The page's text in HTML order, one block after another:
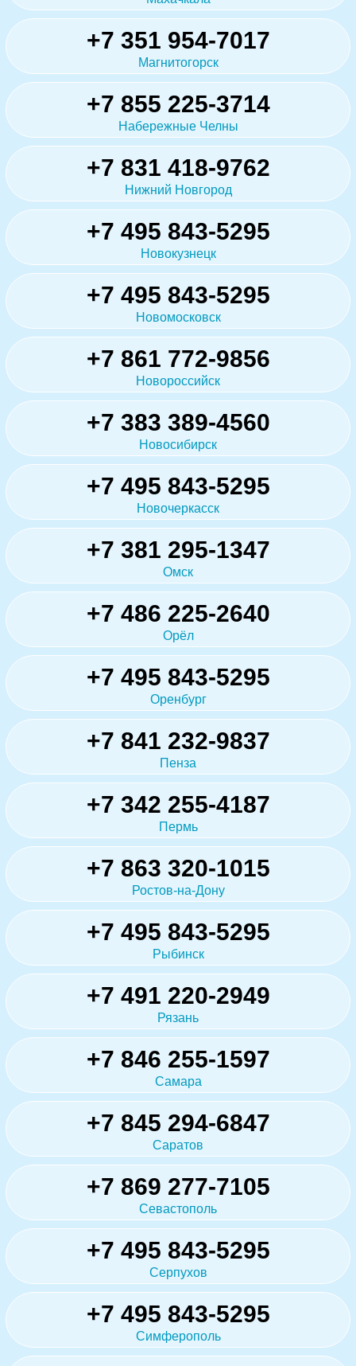
+7 351 954-7017
Магнитогорск
+7 855 225-3714
Набережные Челны
+7 831 418-9762
Нижний Новгород
+7 495 843-5295
Новокузнецк
+7 495 843-5295
Новомосковск
+7 861 772-9856
Новороссийск
+7 383 389-4560
Новосибирск
+7 495 843-5295
Новочеркасск
+7 381 295-1347
Омск
+7 486 225-2640
Орёл
+7 495 843-5295
Оренбург
+7 841 232-9837
Пенза
+7 342 255-4187
Пермь
+7 863 320-1015
Ростов-на-Дону
+7 495 843-5295
Рыбинск
+7 491 220-2949
Рязань
+7 846 255-1597
Самара
+7 845 294-6847
Саратов
+7 869 277-7105
Севастополь
+7 495 843-5295
Серпухов
+7 495 843-5295
Симферополь